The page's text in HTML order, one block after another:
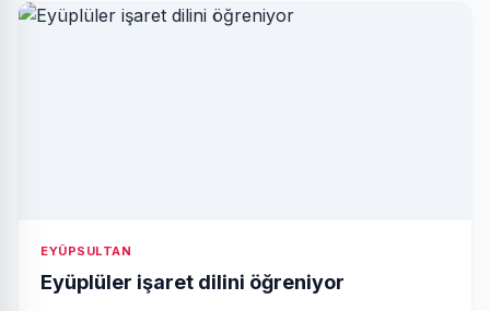
EYÜPSULTAN
Eyüplüler işaret dilini öğreniyor